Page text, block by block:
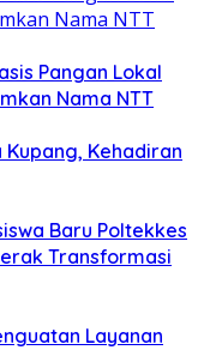
Pangan Lokal
Nama NTT
Kupang, Kehadiran
Baru Poltekkes
Transformasi
Layanan